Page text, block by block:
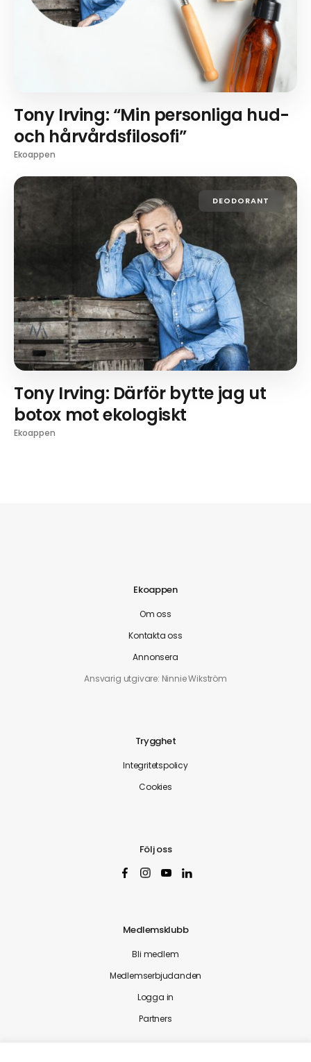
Tony Irving: “Min personliga hud-
och hårvårdsfilosofi”
Ekoappen
DEODORANT
Tony Irving: Därför bytte jag ut
botox mot ekologiskt
Ekoappen
Ekoappen
Om oss
Kontakta oss
Annonsera
Ansvarig utgivare: Ninnie Wikström
Trygghet
Integritetspolicy
Cookies
Följ oss
Medlemsklubb
Bli medlem
Medlemserbjudanden
Logga in
Partners